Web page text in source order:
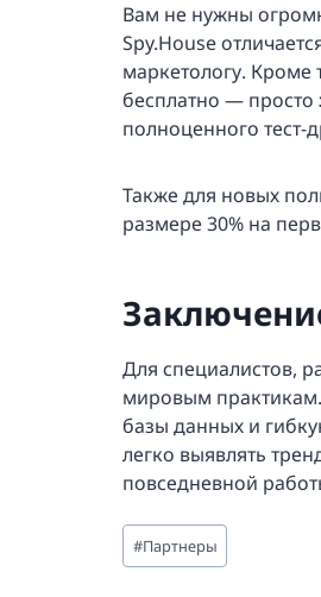
Вам не нужны
Spy.House
маркетологу. Кроме
бесплатно — просто
полноценного
Также для новых
размере 30% на
Для специалистов,
мировым практикам.
базы данных и
легко выявлять
повседневной
Метки
записи:
#Партнеры